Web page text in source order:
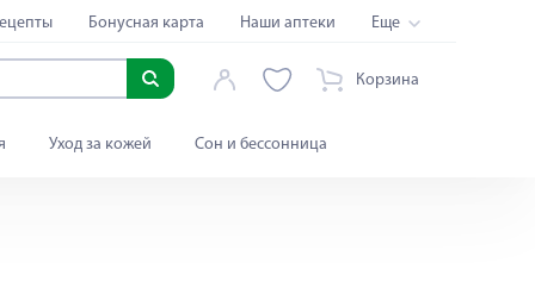
Бонусная карта Наши аптеки Еще
Корзина
Уход за кожей Сон и бессонница